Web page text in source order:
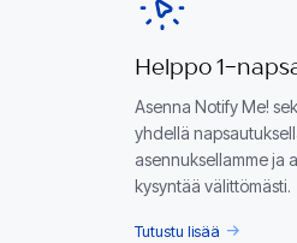
Helppo 1-
Asenna Notify Me!
yhdellä
asennuksellamme ja
kysyntää välittömästi.
Tutustu lisää